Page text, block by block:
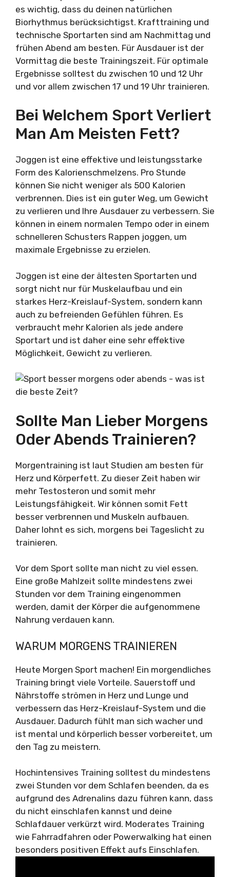
es wichtig, dass du deinen natürlichen
Biorhythmus berücksichtigst. Krafttraining und
technische Sportarten sind am Nachmittag und
frühen Abend am besten. Für Ausdauer ist der
Vormittag die beste Trainingszeit. Für optimale
Ergebnisse solltest du zwischen 10 und 12 Uhr
und vor allem zwischen 17 und 19 Uhr trainieren.
Bei Welchem Sport Verliert
Man Am Meisten Fett?
Joggen ist eine effektive und leistungsstarke
Form des Kalorienschmelzens. Pro Stunde
können Sie nicht weniger als 500 Kalorien
verbrennen. Dies ist ein guter Weg, um Gewicht
zu verlieren und Ihre Ausdauer zu verbessern. Sie
können in einem normalen Tempo oder in einem
schnelleren Schusters Rappen joggen, um
maximale Ergebnisse zu erzielen.
Joggen ist eine der ältesten Sportarten und
sorgt nicht nur für Muskelaufbau und ein
starkes Herz-Kreislauf-System, sondern kann
auch zu befreienden Gefühlen führen. Es
verbraucht mehr Kalorien als jede andere
Sportart und ist daher eine sehr effektive
Möglichkeit, Gewicht zu verlieren.
Sollte Man Lieber Morgens
Oder Abends Trainieren?
Morgentraining ist laut Studien am besten für
Herz und Körperfett. Zu dieser Zeit haben wir
mehr Testosteron und somit mehr
Leistungsfähigkeit. Wir können somit Fett
besser verbrennen und Muskeln aufbauen.
Daher lohnt es sich, morgens bei Tageslicht zu
trainieren.
Vor dem Sport sollte man nicht zu viel essen.
Eine große Mahlzeit sollte mindestens zwei
Stunden vor dem Training eingenommen
werden, damit der Körper die aufgenommene
Nahrung verdauen kann.
WARUM MORGENS TRAINIEREN
Heute Morgen Sport machen! Ein morgendliches
Training bringt viele Vorteile. Sauerstoff und
Nährstoffe strömen in Herz und Lunge und
verbessern das Herz-Kreislauf-System und die
Ausdauer. Dadurch fühlt man sich wacher und
ist mental und körperlich besser vorbereitet, um
den Tag zu meistern.
Hochintensives Training solltest du mindestens
zwei Stunden vor dem Schlafen beenden, da es
aufgrund des Adrenalins dazu führen kann, dass
du nicht einschlafen kannst und deine
Schlafdauer verkürzt wird. Moderates Training
wie Fahrradfahren oder Powerwalking hat einen
besonders positiven Effekt aufs Einschlafen.